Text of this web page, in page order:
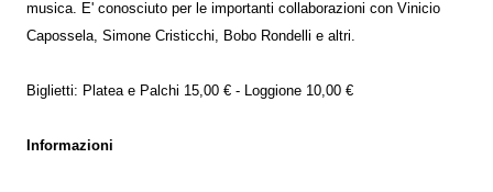
musica. E' conosciuto per le importanti collaborazioni con Vinicio
Capossela, Simone Cristicchi, Bobo Rondelli e altri.
Biglietti: Platea e Palchi 15,00 € - Loggione 10,00 €
Informazioni